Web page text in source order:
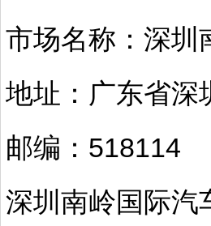
市场名称：深圳
地址：广东省深
邮编：518114
深圳南岭国际汽